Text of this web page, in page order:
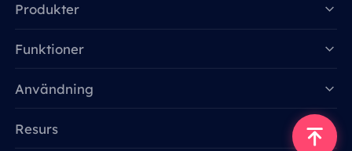
Produkter
Funktioner
Användning
Resurs